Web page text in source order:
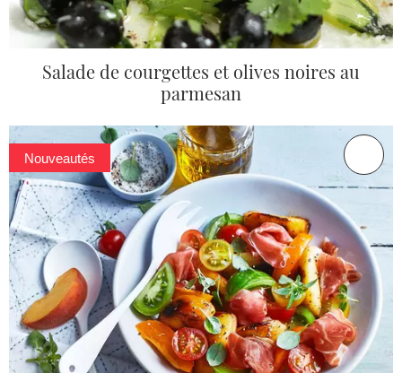
Salade de courgettes et olives noires au
parmesan
Nouveautés